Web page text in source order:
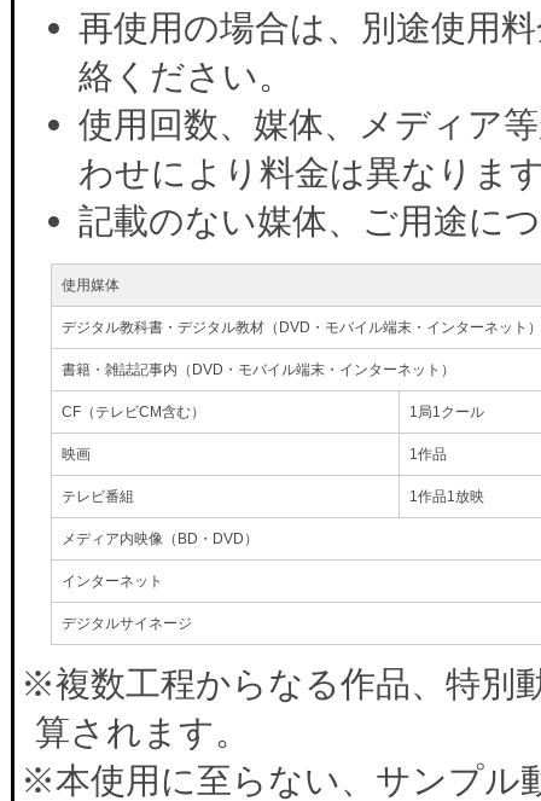
再使用の場合は、別途使用
絡ください。
使用回数、媒体、メディア
わせにより料金は異なりま
記載のない媒体、ご用途に
使用媒体
デジタル教科書・デジタル教材（DVD・モバイル端末・インターネット）
書籍・雑誌記事内（DVD・モバイル端末・インターネット）
CF（テレビCM含む） 1局1クール
映画 1作品
テレビ番組 1作品1放映
メディア内映像（BD・DVD）
インターネット
デジタルサイネージ
※複数工程からなる作品、特別
算されます。
※本使用に至らない、サンプル